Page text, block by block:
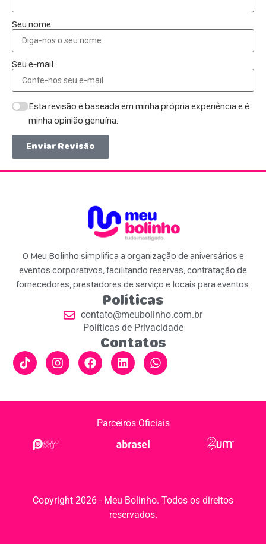
Seu nome
Seu e-mail
Esta revisão é baseada em minha própria experiência e é
minha opinião genuína.
Enviar Revisão
O Meu Bolinho simplifica a organização de aniversários e
eventos corporativos, facilitando reservas, contratação de
fornecedores, prestadores de serviço e locais para eventos.
Políticas
contato@meubolinho.com.br
Políticas de Privacidade
Contatos
Parceiros Oficiais
Copyright 2026 - Meu Bolinho. Todos os direitos
reservados.